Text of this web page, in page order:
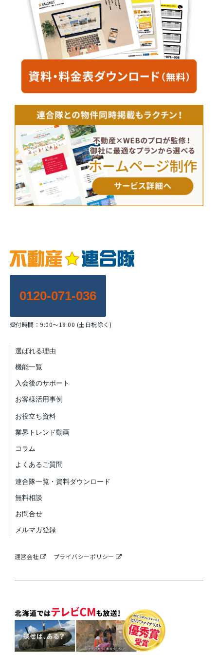
0120-071-036
受付時間：9:00～18:00 (土日祝除く)
選ばれる理由
機能一覧
入会後のサポート
お客様活用事例
お役立ち資料
業界トレンド動画
コラム
よくあるご質問
連合隊一覧・資料ダウンロード
無料相談
お問合せ
メルマガ登録
運営会社 プライバシーポリシー